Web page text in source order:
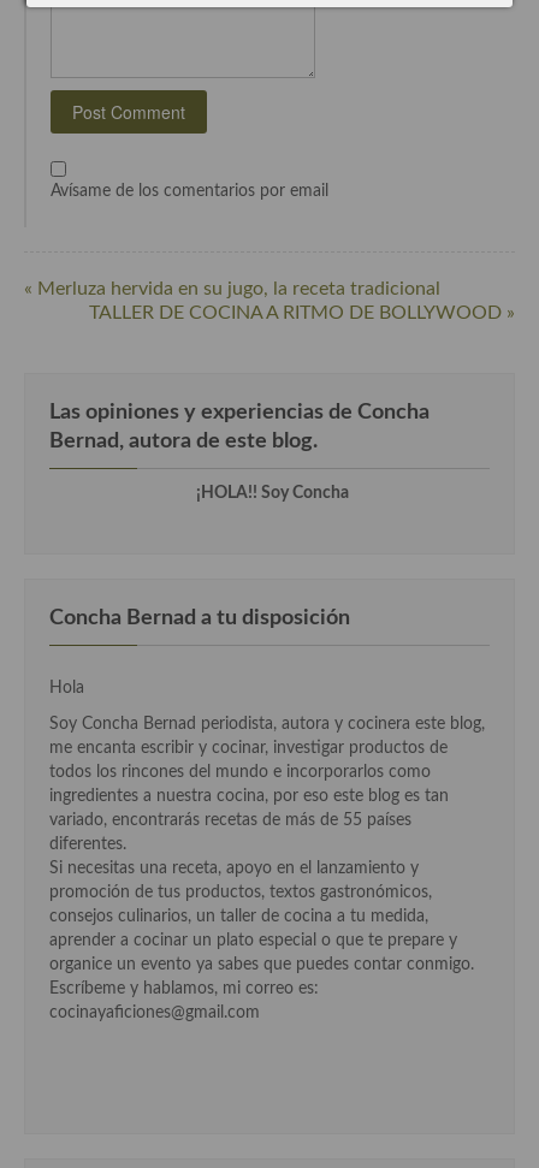
Cocina Brasileña
Cocina colombiana
Cocina de Estados Unidos
Cocina de Nicaragua
Cocina de Oriente Medio
Cocina libanesa
Cocina Armenia
Cocina Siria
Cocina Azerí (Azerbaiyán)
Cocina de Egipto
Cocina de Tunez
Avísame de los comentarios por email
« Merluza hervida en su jugo, la receta tradicional
TALLER DE COCINA A RITMO DE BOLLYWOOD »
Las opiniones y experiencias de Concha
Bernad, autora de este blog.
¡HOLA!! Soy Concha
Concha Bernad a tu disposición
Hola
Soy Concha Bernad periodista, autora y cocinera este blog,
me encanta escribir y cocinar, investigar productos de
todos los rincones del mundo e incorporarlos como
ingredientes a nuestra cocina, por eso este blog es tan
variado, encontrarás recetas de más de 55 países
diferentes.
Si necesitas una receta, apoyo en el lanzamiento y
promoción de tus productos, textos gastronómicos,
consejos culinarios, un taller de cocina a tu medida,
aprender a cocinar un plato especial o que te prepare y
organice un evento ya sabes que puedes contar conmigo.
Escríbeme y hablamos, mi correo es:
cocinayaficiones@gmail.com